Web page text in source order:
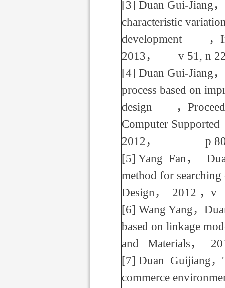
[3] Duan Gui-Jiang ，
characteristic
development
，
2013 ，
v 51, n
[4] Duan Gui-Jiang ，
process based on
design
，
Computer
2012 ，
p 805-
[5] Yang Fan ，
method for
Design ， 2012 ， v
[6] Wang Yang ，
based on linkage
and Materials ，
[7] Duan Guijiang ，
commerce